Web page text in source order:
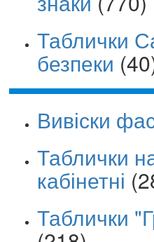
Таблички
безпеки
Вивіски
Таблички
кабінетні
Таблички